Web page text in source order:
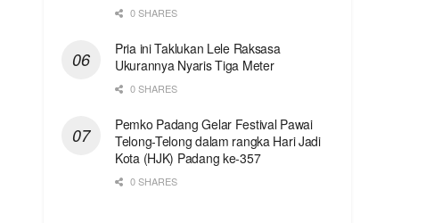
0 SHARES
Pria ini Taklukan Lele Raksasa
Ukurannya Nyaris Tiga Meter
0 SHARES
Pemko Padang Gelar Festival Pawai
Telong-Telong dalam rangka Hari Jadi
Kota (HJK) Padang ke-357
0 SHARES